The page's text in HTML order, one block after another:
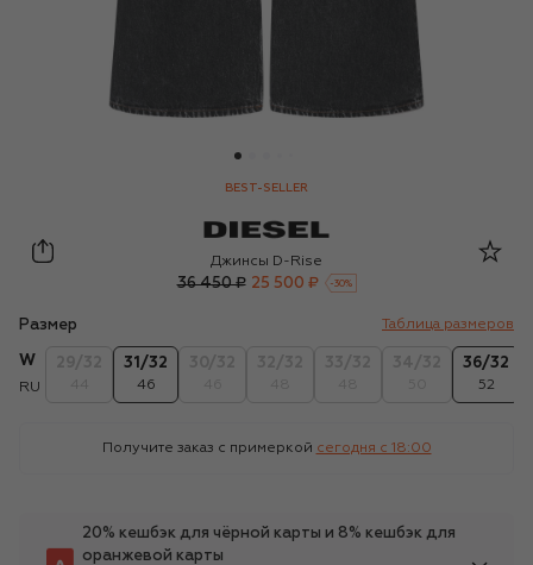
BEST-SELLER
Diesel
Джинсы D-Rise
36 450 ₽ 25 500 ₽ -30%
Размер Таблица размеров
W
RU
31/32
46
36/32
52
Получите заказ с примеркой сегодня c 18:00
20% кешбэк для чёрной карты и 8% кешбэк для
оранжевой карты